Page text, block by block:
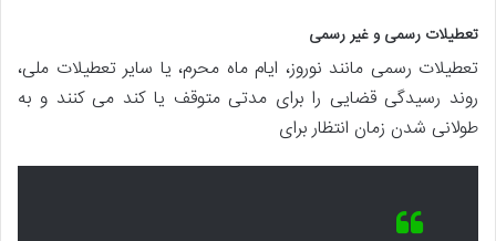
تعطیلات رسمی و غیر رسمی
تعطیلات رسمی مانند نوروز، ایام ماه محرم، یا سایر تعطیلات ملی،
روند رسیدگی قضایی را برای مدتی متوقف یا کند می کنند و به
طولانی شدن زمان انتظار برای